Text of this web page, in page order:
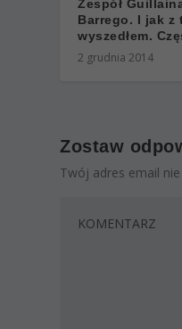
Zespół
Barrego. I jak z
wyszedłem.
2 grudnia 2014
Zostaw
Twój adres email